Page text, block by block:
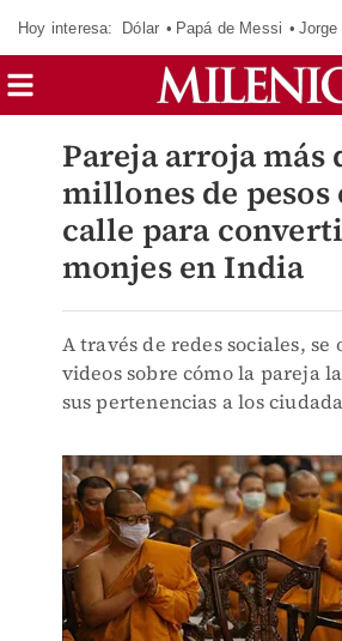
Hoy interesa: Dólar Papá de Messi
Pareja arroja más
millones de pesos
calle para
monjes en India
A través de redes sociales, se
videos sobre cómo la pareja
sus pertenencias a los